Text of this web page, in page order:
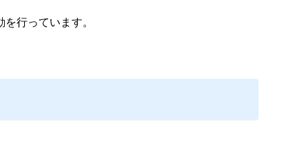
行っています。